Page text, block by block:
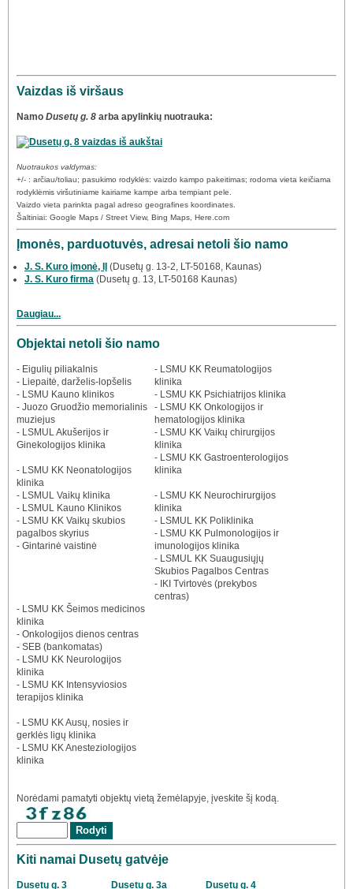
Vaizdas iš viršaus
Namo Dusetų g. 8 arba apylinkių nuotrauka:
Nuotraukos valdymas:
+/- : arčiau/toliau; pasukimo rodyklės: vaizdo kampo pakeitimas; rodoma vieta keičiama
rodyklėmis viršutiniame kairiame kampe arba tempiant pele.
Vaizdo vieta parinkta pagal adreso geografines koordinates.
Šaltiniai: Google Maps / Street View, Bing Maps, Here.com
Įmonės, parduotuvės, adresai netoli šio namo
J. S. Kuro įmonė, IĮ
(Dusetų g. 13-2, LT-50168, Kaunas)
J. S. Kuro firma (Dusetų g. 13, LT-50168 Kaunas)
Daugiau...
Objektai netoli šio namo
- Eigulių piliakalnis
- Liepaitė, darželis-lopšelis
- LSMU Kauno klinikos
- Juozo Gruodžio memorialinis
muziejus
- LSMUL Akušerijos ir
Ginekologijos klinika
- LSMU KK Neonatologijos
klinika
- LSMUL Vaikų klinika
- LSMUL Kauno Klinikos
- LSMU KK Vaikų skubios
pagalbos skyrius
- Gintarinė vaistinė
- LSMU KK Reumatologijos
klinika
- LSMU KK Psichiatrijos klinika
- LSMU KK Onkologijos ir
hematologijos klinika
- LSMU KK Vaikų chirurgijos
klinika
- LSMU KK Gastroenterologijos
klinika
- LSMU KK Neurochirurgijos
klinika
- LSMUL KK Poliklinika
- LSMU KK Pulmonologijos ir
imunologijos klinika
- LSMUL KK Suaugusiųjų
Skubios Pagalbos Centras
- IKI Tvirtovės (prekybos
centras)
- LSMU KK Šeimos medicinos
klinika
- Onkologijos dienos centras
- SEB (bankomatas)
- LSMU KK Neurologijos
klinika
- LSMU KK Intensyviosios
terapijos klinika
- LSMU KK Ausų, nosies ir
gerklės ligų klinika
- LSMU KK Anesteziologijos
klinika
Norėdami pamatyti objektų vietą žemėlapyje, įveskite šį kodą.
Kiti namai Dusetų gatvėje
Dusetų g. 3 Dusetų g. 3a Dusetų g. 4